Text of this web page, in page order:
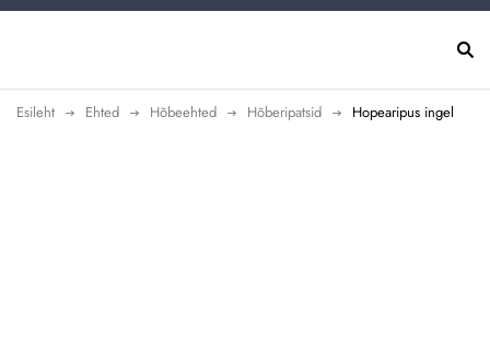
Esileht Ehted Hõbeehted Hõberipatsid Hopearipus ingel